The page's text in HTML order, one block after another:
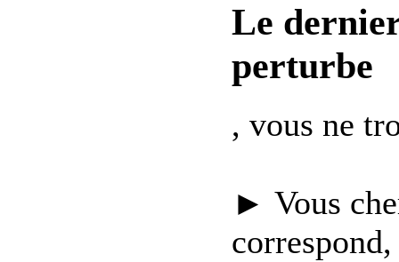
Le
perturbe
, vous ne
► Vous
correspond,